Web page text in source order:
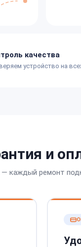
качества
устройство на
и
каждый ремонт